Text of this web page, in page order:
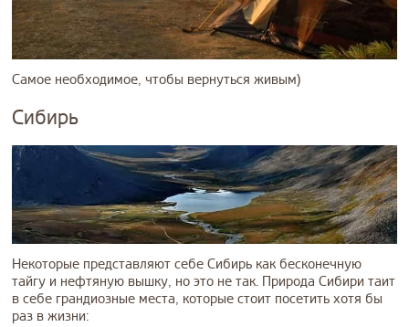
Самое необходимое, чтобы вернуться живым)
Сибирь
Некоторые представляют себе Сибирь как бесконечную
тайгу и нефтяную вышку, но это не так. Природа Сибири таит
в себе грандиозные места, которые стоит посетить хотя бы
раз в жизни: